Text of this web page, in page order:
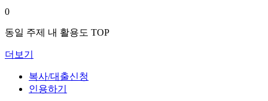
0
동일 주제 내 활용도 TOP
더보기
복사/대출신청
인용하기